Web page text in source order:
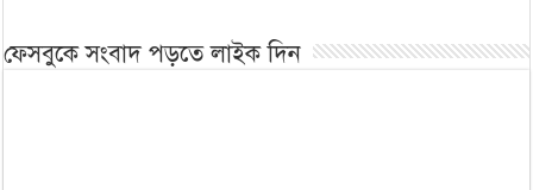
ফেসবুকে সংবাদ পড়তে লাইক দিন